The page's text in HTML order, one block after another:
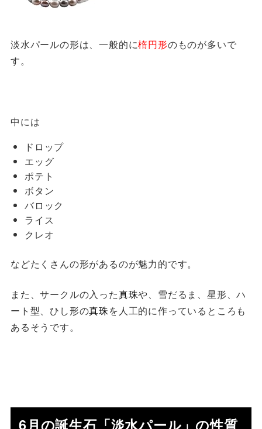
淡水パールの形は、一般的に楕円形のものが多いで
す。
中には
ドロップ
エッグ
ポテト
ボタン
バロック
ライス
クレオ
などたくさんの形があるのが魅力的です。
また、サークルの入った真珠や、雪だるま、星形、ハ
ート型、ひし形の真珠を人工的に作っているところも
あるそうです。
6月の誕生石「淡水パール」の性質